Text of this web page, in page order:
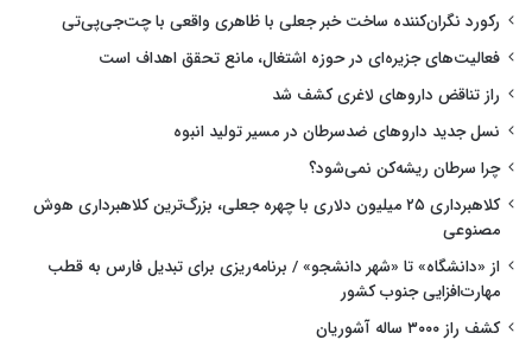
رکورد نگران‌کننده ساخت خبر جعلی با ظاهری واقعی با چت‌جی‌پی‌تی
فعالیت‌های جزیره‌ای در حوزه اشتغال، مانع تحقق اهداف است
راز تناقض داروهای لاغری کشف شد
نسل جدید داروهای ضدسرطان در مسیر تولید انبوه
چرا سرطان ریشه‌کن نمی‌شود؟
کلاهبرداری ۲۵ میلیون دلاری با چهره جعلی، بزرگ‌ترین کلاهبرداری هوش
مصنوعی
از «دانشگاه» تا «شهر دانشجو» / برنامه‌ریزی برای تبدیل فارس به قطب
مهارت‌افزایی جنوب کشور
کشف راز ۳۰۰۰ ساله آشوریان